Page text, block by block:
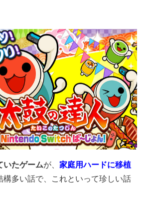
いたゲームが、 家庭用ハードに移植
構多い話で、これといって珍しい話